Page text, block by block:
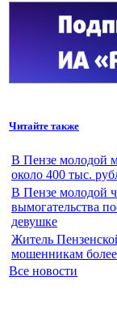
Читайте также
В Пензе молодой
около 400 тыс.
В Пензе молодой
вымогательства
девушке
Житель
мошенникам
Все новости